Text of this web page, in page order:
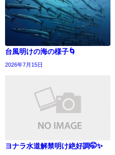
台風明けの海の様子🌀
2026年7月15日
ヨナラ水道解禁明け絶好調🤭✨